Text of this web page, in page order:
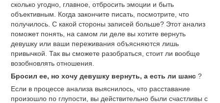
сколько угодно, главное, отбросить эмоции и быть
объективным. Когда закончите писать, посмотрите, что
получилось. С какой стороны записей больше? Этот анализ
поможет понять, на самом ли деле вы хотите вернуть
девушку или ваши переживания объясняются лишь
привычкой. Так вы сможете разобраться, стоит ли вообще
возобновлять отношения.
Бросил ее, но хочу девушку вернуть, а есть ли шанс ?
Если в процессе анализа выяснилось, что расставание
произошло по глупости, вы действительно были счастливы с